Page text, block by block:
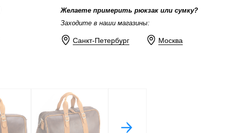
Желаете примерить рюкзак или сумку?
Заходите в наши магазины:
Санкт-Петербург Москва